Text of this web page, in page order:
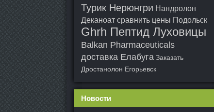
Турик Нерюнгри Нандролон
Деканоат сравнить цены Подольск
Ghrh Пептид Луховицы
Balkan Pharmaceuticals
доставка Елабуга Заказать
Дростанолон Егорьевск
Новости